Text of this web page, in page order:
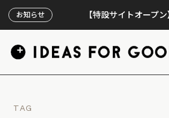
お知らせ 【特設サイトオープン】映
TAG